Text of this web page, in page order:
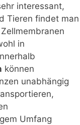
interessant,
Tieren findet man
in
können
unabhängig
Umfang